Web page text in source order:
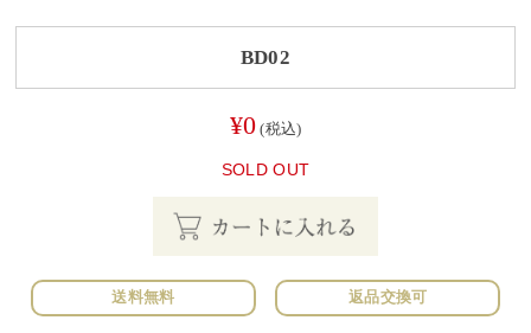
BD02
¥0 (税込)
SOLD OUT
送料無料 返品交換可